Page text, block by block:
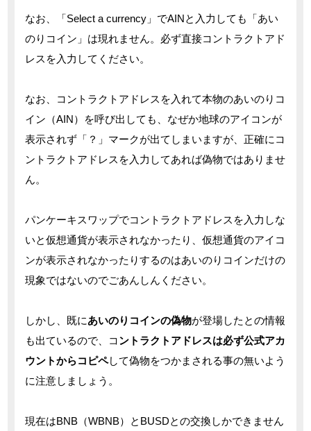
なお、「Select a currency」でAINと入力しても「あい
のりコイン」は現れません。必ず直接コントラクトアド
レスを入力してください。
なお、コントラクトアドレスを入れて本物のあいのりコ
イン（AIN）を呼び出しても、なぜか地球のアイコンが
表示されず「？」マークが出てしまいますが、正確にコ
ントラクトアドレスを入力してあれば偽物ではありませ
ん。
パンケーキスワップでコントラクトアドレスを入力しな
いと仮想通貨が表示されなかったり、仮想通貨のアイコ
ンが表示されなかったりするのはあいのりコインだけの
現象ではないのでごあんしんください。
しかし、既にあいのりコインの偽物が登場したとの情報
も出ているので、コ ントラクトアドレスは必ず公式アカ
ウントからコピペして偽物をつかまされる事の無いよう
に注意しましょう。
現在はBNB（WBNB）とBUSDとの交換しかできません